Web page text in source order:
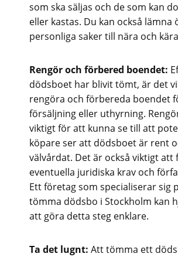
som ska säljas och de som kan
eller kastas. Du kan också lämna
personliga saker till nära och
Rengör och förbered boendet:
dödsboet har blivit tömt, är det
rengöra och förbereda boendet
försäljning eller uthyrning.
viktigt för att kunna se till att
köpare ser att dödsboet är rent
välvårdat. Det är också viktigt att
eventuella juridiska krav och
Ett företag som specialiserar sig
tömma dödsbo i Stockholm kan
att göra detta steg enklare.
Ta det lugnt: Att tömma ett